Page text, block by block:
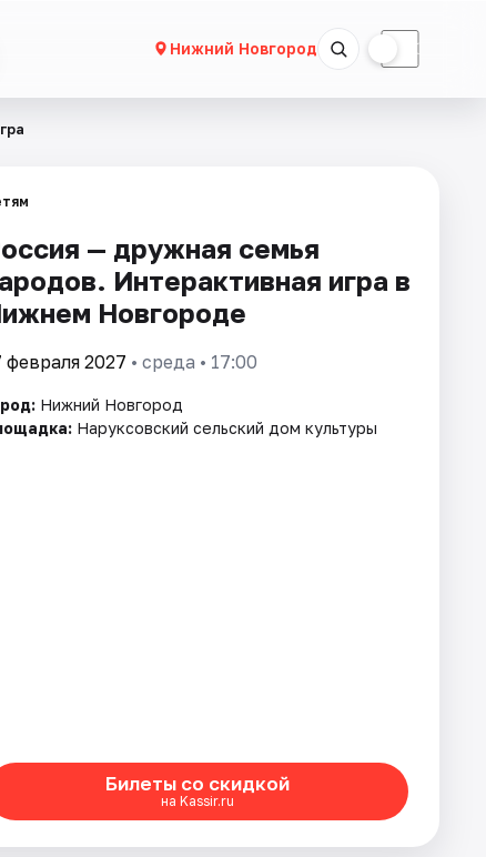
Нижний Новгород ☾
— дружная семья
Интерактивная игра в
Новгороде
февраля 2027 • среда • 17:00
Нижний Новгород
Наруксовский сельский дом культуры
Билеты со скидкой
на Kassir.ru